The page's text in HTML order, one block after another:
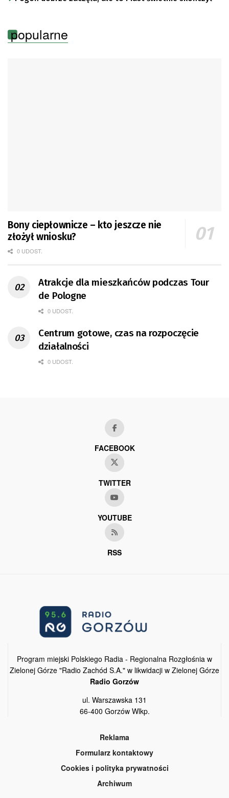
popularne
Bony ciepłownicze – kto jeszcze nie
złożył wniosku?
0 UDOST.
Atrakcje dla mieszkańców podczas Tour
de Pologne
0 UDOST.
Centrum gotowe, czas na rozpoczęcie
działalności
0 UDOST.
FACEBOOK
TWITTER
YOUTUBE
RSS
Program miejski Polskiego Radia - Regionalna Rozgłośnia w
Zielonej Górze "Radio Zachód S.A." w likwidacji w Zielonej Górze
Radio Gorzów
ul. Warszawska 131
66-400 Gorzów Wlkp.
Reklama
Formularz kontaktowy
Cookies i polityka prywatności
Archiwum